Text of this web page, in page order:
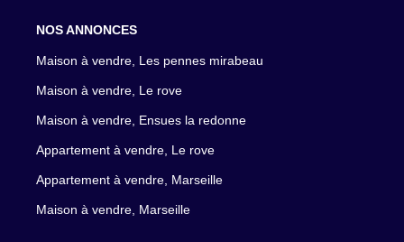
NOS ANNONCES
Maison à vendre, Les pennes mirabeau
Maison à vendre, Le rove
Maison à vendre, Ensues la redonne
Appartement à vendre, Le rove
Appartement à vendre, Marseille
Maison à vendre, Marseille